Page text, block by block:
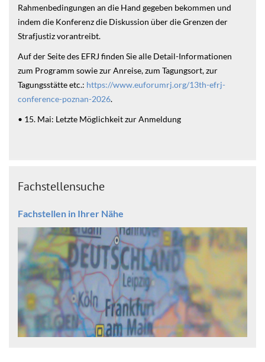
Rahmenbedingungen an die Hand gegeben bekommen und
indem die Konferenz die Diskussion über die Grenzen der
Strafjustiz vorantreibt.
Auf der Seite des EFRJ finden Sie alle Detail-Informationen
zum Programm sowie zur Anreise, zum Tagungsort, zur
Tagungsstätte etc.: https://www.euforumrj.org/13th-efrj-
conference-poznan-2026.
• 15. Mai: Letzte Möglichkeit zur Anmeldung
Fachstellensuche
Fachstellen in Ihrer Nähe